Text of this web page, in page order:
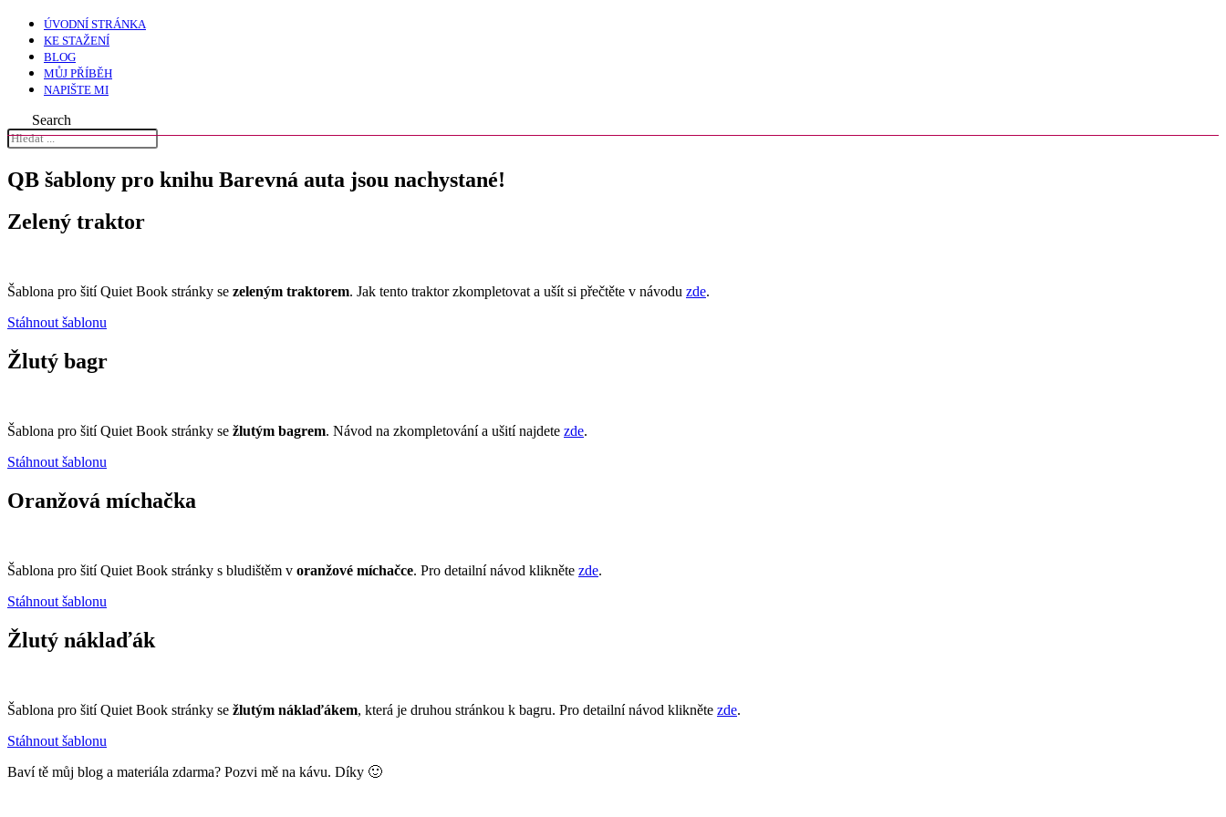
ÚVODNÍ STRÁNKA
KE STAŽENÍ
BLOG
MŮJ PŘÍBĚH
NAPIŠTE MI
Search
QB šablony pro knihu Barevná auta jsou nachystané!
Zelený traktor
Šablona pro šití Quiet Book stránky se zeleným traktorem. Jak tento traktor zkompletovat a ušít si přečtěte v návodu zde.
Stáhnout šablonu
Žlutý bagr
Šablona pro šití Quiet Book stránky se žlutým bagrem. Návod na zkompletování a ušití najdete zde.
Stáhnout šablonu
Oranžová míchačka
Šablona pro šití Quiet Book stránky s bludištěm v oranžové míchačce. Pro detailní návod klikněte zde.
Stáhnout šablonu
Žlutý náklaďák
Šablona pro šití Quiet Book stránky se žlutým náklaďákem, která je druhou stránkou k bagru. Pro detailní návod klikněte zde.
Stáhnout šablonu
Baví tě můj blog a materiála zdarma? Pozvi mě na kávu. Díky 🙂